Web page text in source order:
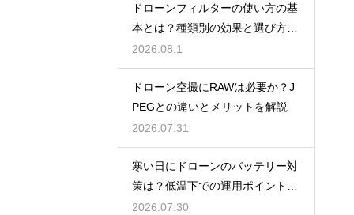
ドローンフィルターの使い方の基
本とは？種類別の効果と選び方を
解説
2026.08.1
ドローン空撮にRAWは必要か？J
PEGとの違いとメリットを解説
2026.07.31
寒い日にドローンのバッテリー対
策は？低温下での運用ポイントと
注意点
2026.07.30